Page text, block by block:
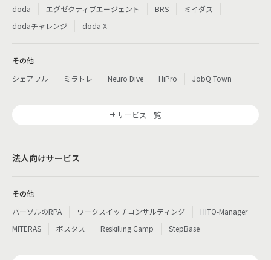
doda
エグゼクティブエージェント BRS
ミイダス
dodaチャレンジ
doda X
その他
シェアフル
ミラトレ Neuro Dive HiPro JobQ Town
サービス一覧
法人向けサービス
その他
パーソルのRPA
ワークスイッチコンサルティング
HITO-Manager
MITERAS
ポスタス Reskilling Camp StepBase